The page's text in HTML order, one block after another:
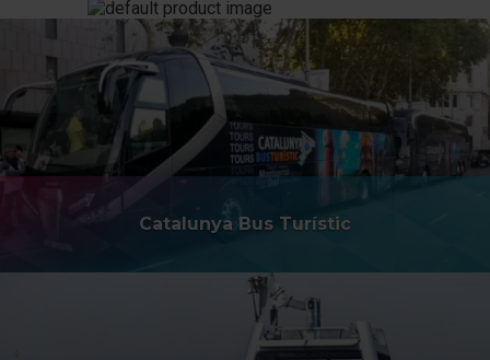
Catalunya Bus Turístic